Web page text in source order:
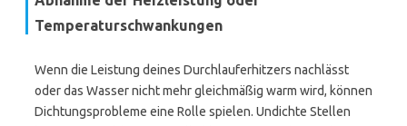
Temperaturschwankungen
Wenn die Leistung deines Durchlauferhitzers nachlässt
oder das Wasser nicht mehr gleichmäßig warm wird, können
Dichtungsprobleme eine Rolle spielen. Undichte Stellen